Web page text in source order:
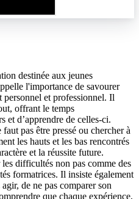
destinée aux jeunes
l'importance de savourer
personnel et professionnel. Il
offrant le temps
et d’apprendre de celles-ci.
pas être pressé ou chercher à
les hauts et les bas rencontrés
et la réussite future.
difficultés non pas comme des
formatrices. Il insiste également
de ne pas comparer son
que chaque expérience,